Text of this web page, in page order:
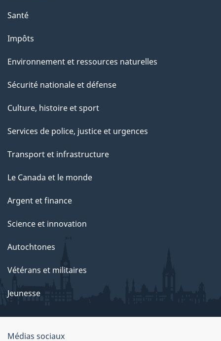
s
u
c
e
t
e
a
g
Santé
Impôts
Environnement et ressources naturelles
Sécurité nationale et défense
Culture, histoire et sport
Services de police, justice et urgences
Transport et infrastructure
Le Canada et le monde
Argent et finance
Science et innovation
Autochtones
Vétérans et militaires
Jeunesse
Médias sociaux